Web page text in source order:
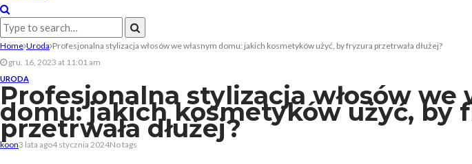
Home Uroda Profesjonalna stylizacja włosów we własnym domu: jakich kosmetyków użyć, by fryzura przetrwała dłużej?
gru. 16, 2023 at 11:01 am
URODA
Profesjonalna stylizacja włosów we
domu: jakich kosmetyków użyć, by
przetrwała dłużej?
koon3 lata ago4 stycznia 2024No tags